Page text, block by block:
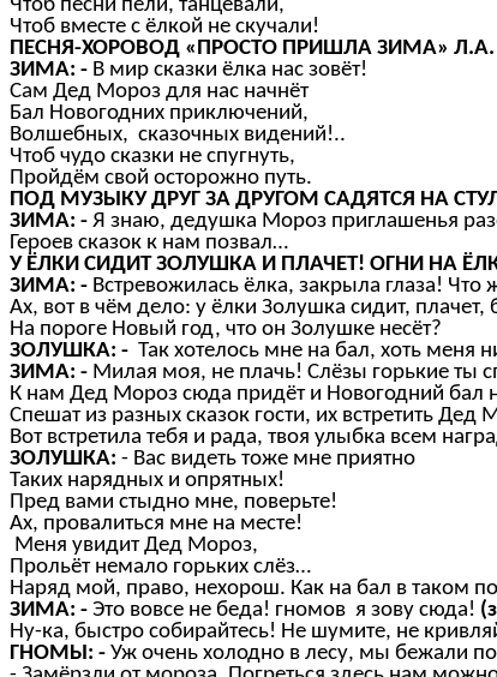
Чтоб песни пели, танцевали,
Чтоб вместе с ёлкой не скучали!
ПЕСНЯ-ХОРОВОД «ПРОСТО ПРИШЛА ЗИМА» Л.А.
ЗИМА: - В мир сказки ёлка нас зовёт!
Сам Дед Мороз для нас начнёт
Бал Новогодних приключений,
Волшебных, сказочных видений!..
Чтоб чудо сказки не спугнуть,
Пройдём свой осторожно путь.
ПОД МУЗЫКУ ДРУГ ЗА ДРУГОМ САДЯТСЯ НА
ЗИМА: - Я знаю, дедушка Мороз приглашенья
Героев сказок к нам позвал…
У ЁЛКИ СИДИТ ЗОЛУШКА И ПЛАЧЕТ! ОГНИ НА
ЗИМА: - Встревожилась ёлка, закрыла глаза! Что
Ах, вот в чём дело: у ёлки Золушка сидит, плачет,
На пороге Новый год, что он Золушке несёт?
ЗОЛУШКА: - Так хотелось мне на бал, хоть меня
ЗИМА: - Милая моя, не плачь! Слёзы горькие ты
К нам Дед Мороз сюда придёт и Новогодний бал
Спешат из разных сказок гости, их встретить Дед
Вот встретила тебя и рада, твоя улыбка всем
ЗОЛУШКА: - Вас видеть тоже мне приятно
Таких нарядных и опрятных!
Пред вами стыдно мне, поверьте!
Ах, провалиться мне на месте!
Меня увидит Дед Мороз,
Прольёт немало горьких слёз…
Наряд мой, право, нехорош. Как на бал в таком
ЗИМА: - Это вовсе не беда! гномов я зову сюда!
Ну-ка, быстро собирайтесь! Не шумите, не
ГНОМЫ: - Уж очень холодно в лесу, мы бежали